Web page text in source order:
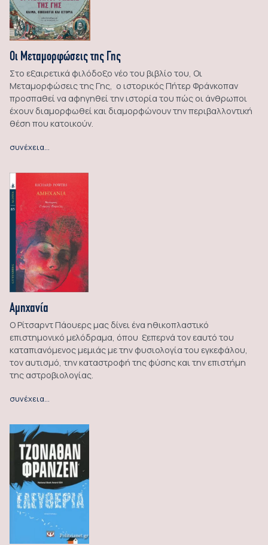
Οι Μεταμορφώσεις της Γης
Στο εξαιρετικά φιλόδοξο νέο του βιβλίο του, Οι
Μεταμορφώσεις της Γης, ο ιστορικός Πήτερ Φράνκοπαν
προσπαθεί να αφηγηθεί την ιστορία του πώς οι άνθρωποι
έχουν διαμορφωθεί και διαμορφώνουν την περιβαλλοντική
θέση που κατοικούν.
συνέχεια…
Αμηχανία
Ο Ρίτσαρντ Πάουερς μας δίνει ένα ηθικοπλαστικό
επιστημονικό μελόδραμα, όπου ξεπερνά τον εαυτό του
καταπιανόμενος μεμιάς με την φυσιολογία του εγκεφάλου,
τον αυτισμό, την καταστροφή της φύσης και την επιστήμη
της αστροβιολογίας.
συνέχεια…